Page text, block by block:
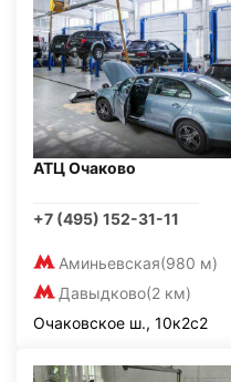
АТЦ Очаково
+7 (495) 152-31-11
Аминьевская(980 м)
Давыдково(2 км)
Очаковское ш., 10к2с2